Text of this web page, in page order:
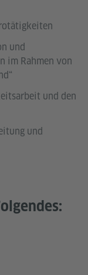
und
im Rahmen von
und den
und